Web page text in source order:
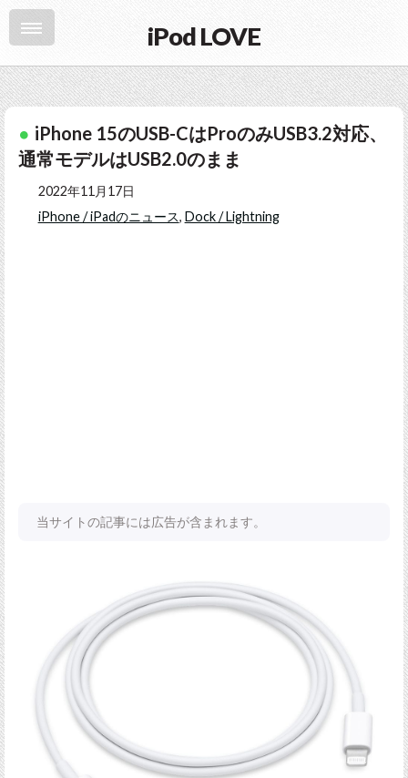
iPod LOVE
iPhone 15のUSB-CはProのみUSB3.2対応、
通常モデルはUSB2.0のまま
2022年11月17日
iPhone / iPadのニュース, Dock / Lightning
当サイトの記事には広告が含まれます。